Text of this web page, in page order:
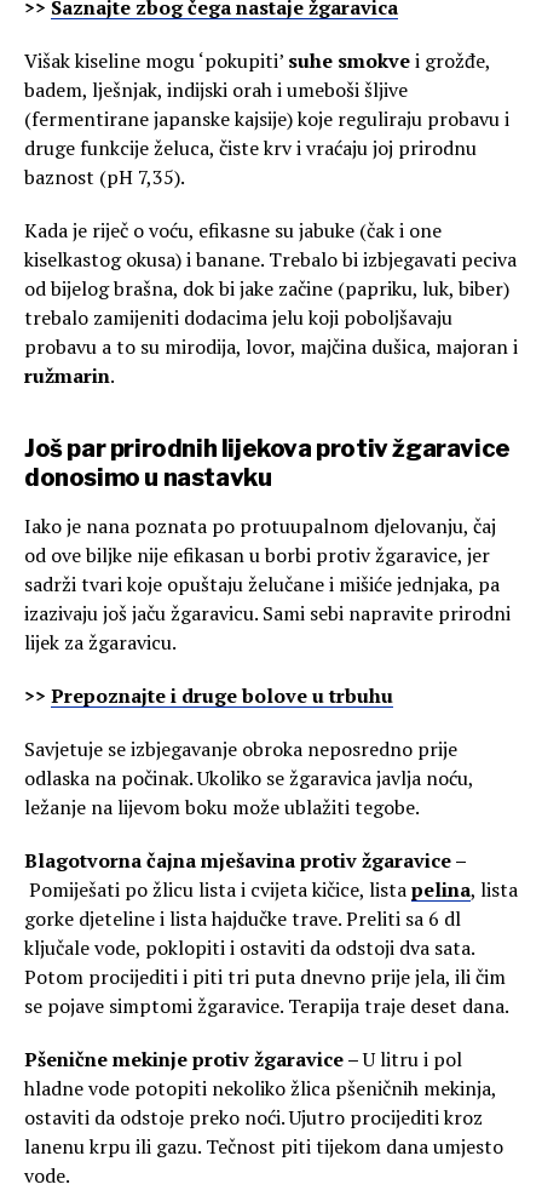
>> Saznajte zbog čega nastaje žgaravica
Višak kiseline mogu ‘pokupiti’ suhe smokvei grožđe,
badem, lješnjak, indijski orah i umeboši šljive
(fermentirane japanske kajsije) koje reguliraju probavu i
druge funkcije želuca, čiste krv i vraćaju joj prirodnu
baznost (pH 7,35).
Kada je riječ o voću, efikasne su jabuke (čak i one
kiselkastog okusa) i banane. Trebalo bi izbjegavati peciva
od bijelog brašna, dok bi jake začine (papriku, luk, biber)
trebalo zamijeniti dodacima jelu koji poboljšavaju
probavu a to su mirodija, lovor, majčina dušica, majoran i
ružmarin.
Još par prirodnih lijekova protiv žgaravice
donosimo u nastavku
Iako je nana poznata po protuupalnom djelovanju, čaj
od ove biljke nije efikasan u borbi protiv žgaravice, jer
sadrži tvari koje opuštaju želučane i mišiće jednjaka, pa
izazivaju još jaču žgaravicu. Sami sebi napravite prirodni
lijek za žgaravicu.
>> Prepoznajte i druge bolove u trbuhu
Savjetuje se izbjegavanje obroka neposredno prije
odlaska na počinak. Ukoliko se žgaravica javlja noću,
ležanje na lijevom boku može ublažiti tegobe.
Blagotvorna čajna mješavina protiv žgaravice –
Pomiješati po žlicu lista i cvijeta kičice, listapelina, lista
gorke djeteline i lista hajdučke trave. Preliti sa 6 dl
ključale vode, poklopiti i ostaviti da odstoji dva sata.
Potom procijediti i piti tri puta dnevno prije jela, ili čim
se pojave simptomi žgaravice. Terapija traje deset dana.
Pšenične mekinje protiv žgaravice –U litru i pol
hladne vode potopiti nekoliko žlica pšeničnih mekinja,
ostaviti da odstoje preko noći. Ujutro procijediti kroz
lanenu krpu ili gazu. Tečnost piti tijekom dana umjesto
vode.